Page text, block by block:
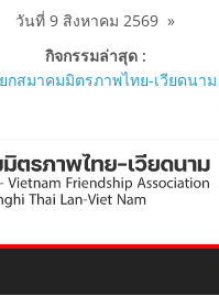
วันที่ 9 สิงหาคม 2569»
กิจกรรมล่าสุด :
กสมาคมมิตรภาพไทย-เวียดนาม
เยือนเวียดนามอย่างเป็นทางการ..
วียดนาม-ไทย ร่วมแสดงวิสัยทัศน์
Thailand–Vietnam Business
สัมพันธ์ทางการทูต..
Woven Ties: Celebrating 50